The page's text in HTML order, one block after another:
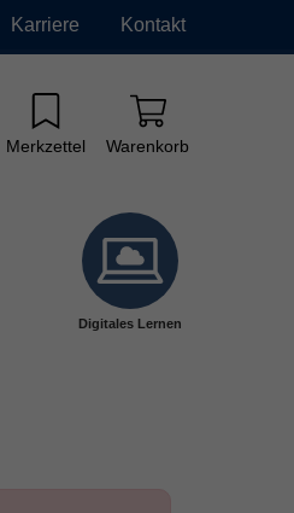
Karriere Kontakt
Merkzettel Warenkorb
Digitales Lernen